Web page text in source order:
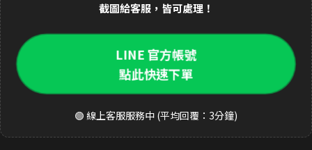
截圖給客服，皆可處理！
LINE 官方帳號
點此快速下單
🟢 線上客服服務中 (平均回覆：3分鐘)